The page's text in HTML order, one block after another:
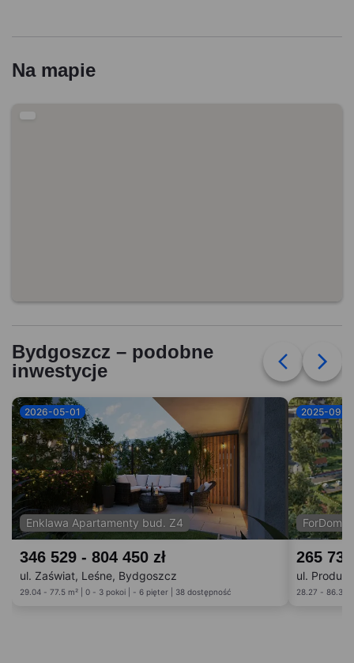
Na mapie
Bydgoszcz – podobne
inwestycje
2026-05-01
Enklawa Apartamenty bud. Z4
346 529 - 804 450 zł
ul. Zaświat, Leśne, Bydgoszcz
29.04 - 77.5 m² | 0 - 3 pokoi | - 6 pięter | 38 dostępność
2025-09-
ForDom
265
ul.